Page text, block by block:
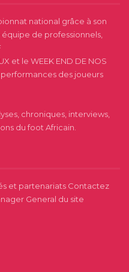
national grâce à son
de professionnels,
et le WEEK END DE NOS
performances des joueurs
chroniques, interviews,
du foot Africain.
et partenariats Contactez
General du site